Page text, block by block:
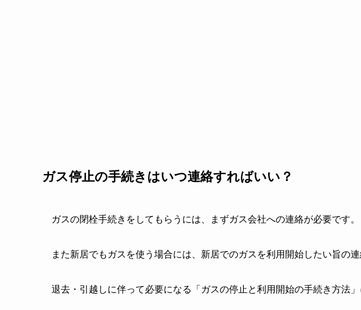
ガス停止の手続きはいつ連絡すればいい？
ガスの閉栓手続きをしてもらうには、まずガス会社への連絡が必要です。
また新居でもガスを使う場合には、新居でのガスを利用開始したい旨の連
退去・引越しに伴って必要になる「ガスの停止と利用開始の手続き方法」